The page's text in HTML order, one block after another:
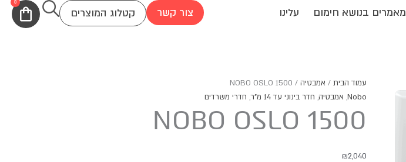
מאמרים בנושא חימום עלינו צור קשר קטלוג המוצרים
0
עגלת
קניות
עמוד הבית / אמבטיה / NOBO OSLO 1500
Nobo
, אמבטיה, חדר בינוני עד 14 מ"ר , חדרי משרדים
NOBO OSLO 1500
₪2,040
כמות
של
NOBO
OSLO